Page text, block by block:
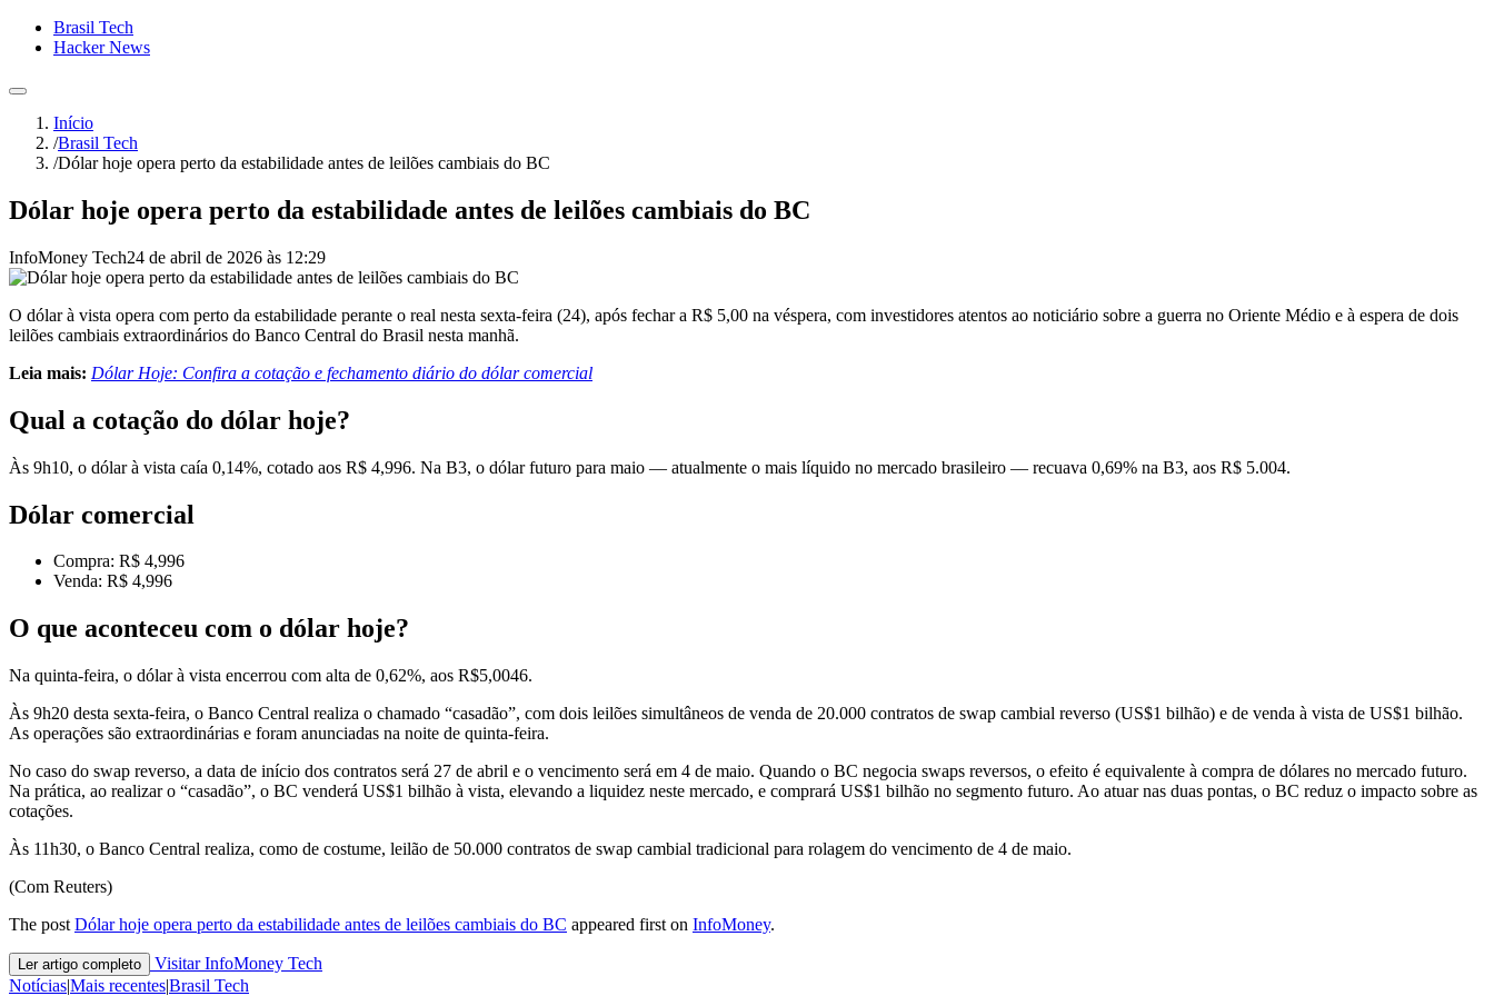
Brasil Tech
Hacker News
Início
/Brasil Tech
/Dólar hoje opera perto da estabilidade antes de leilões cambiais do BC
Dólar hoje opera perto da estabilidade antes de leilões cambiais do BC
InfoMoney Tech24 de abril de 2026 às 12:29
O dólar à vista opera com perto da estabilidade perante o real nesta sexta-feira (24), após fechar a R$ 5,00 na véspera, com investidores atentos ao noticiário sobre a guerra no Oriente Médio e à espera de dois
leilões cambiais extraordinários do Banco Central do Brasil nesta manhã.
Leia mais: Dólar Hoje: Confira a cotação e fechamento diário do dólar comercial
Qual a cotação do dólar hoje?
Às 9h10, o dólar à vista caía 0,14%, cotado aos R$ 4,996. Na B3, o dólar futuro para maio — atualmente o mais líquido no mercado brasileiro — recuava 0,69% na B3, aos R$ 5.004.
Dólar comercial
Compra: R$ 4,996
Venda: R$ 4,996
O que aconteceu com o dólar hoje?
Na quinta-feira, o dólar à vista encerrou com alta de 0,62%, aos R$5,0046.
Às 9h20 desta sexta-feira, o Banco Central realiza o chamado “casadão”, com dois leilões simultâneos de venda de 20.000 contratos de swap cambial reverso (US$1 bilhão) e de venda à vista de US$1 bilhão.
As operações são extraordinárias e foram anunciadas na noite de quinta-feira.
No caso do swap reverso, a data de início dos contratos será 27 de abril e o vencimento será em 4 de maio. Quando o BC negocia swaps reversos, o efeito é equivalente à compra de dólares no mercado futuro.
Na prática, ao realizar o “casadão”, o BC venderá US$1 bilhão à vista, elevando a liquidez neste mercado, e comprará US$1 bilhão no segmento futuro. Ao atuar nas duas pontas, o BC reduz o impacto sobre as
cotações.
Às 11h30, o Banco Central realiza, como de costume, leilão de 50.000 contratos de swap cambial tradicional para rolagem do vencimento de 4 de maio.
(Com Reuters)
The post Dólar hoje opera perto da estabilidade antes de leilões cambiais do BC appeared first on InfoMoney.
Ler artigo completo
Visitar InfoMoney Tech
Notícias|Mais recentes|Brasil Tech